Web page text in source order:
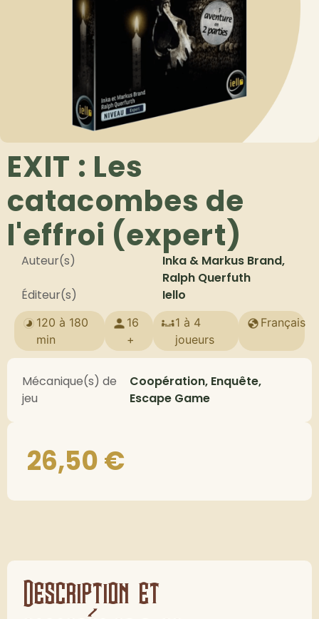
EXIT : Les
catacombes de
l'effroi (expert)
Auteur(s)
Inka & Markus Brand,
Ralph Querfuth
Éditeur(s)
Iello
120 à 180
min
16
+
1 à 4
joueurs
Français
Mécanique(s) de
jeu
Coopération, Enquête,
Escape Game
26,50€
Description et